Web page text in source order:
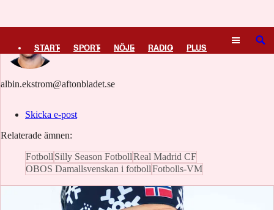
START SPORT NÖJE RADIO PLUS SÖK
Albin Ekström
albin.ekstrom@aftonbladet.se
Skicka e-post
Relaterade ämnen:
Fotboll Silly Season FotbollReal Madrid CF
OBOS Damallsvenskan i fotbollFotbolls-VM